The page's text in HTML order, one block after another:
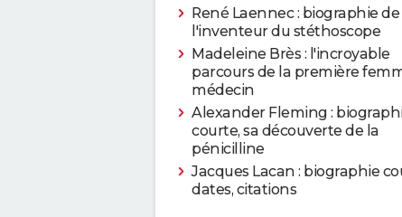
René Laennec : biographie de
l'inventeur du stéthoscope
Madeleine Brès : l'incroyable
parcours de la première
médecin
Alexander Fleming :
courte, sa découverte de la
pénicilline
Jacques Lacan : biographie
dates, citations